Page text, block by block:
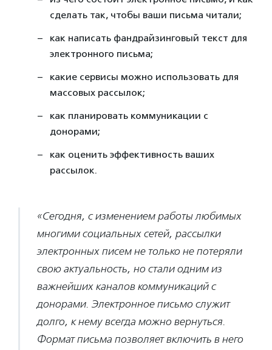
сделать так, чтобы ваши письма читали;
как написать фандрайзинговый текст для
электронного письма;
какие сервисы можно использовать для
массовых рассылок;
как планировать коммуникации с
донорами;
как оценить эффективность ваших
рассылок.
«Сегодня, с изменением работы любимых
многими социальных сетей, рассылки
электронных писем не только не потеряли
свою актуальность, но стали одним из
важнейших каналов коммуникаций с
донорами. Электронное письмо служит
долго, к нему всегда можно вернуться.
Формат письма позволяет включить в него